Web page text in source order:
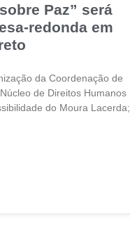
Paz” será
redonda em
da Coordenação de
de Direitos Humanos
do Moura Lacerda;